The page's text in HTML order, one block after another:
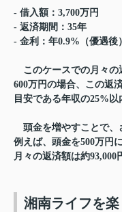
- 借入額：3,700万円
- 返済期間：35年
- 金利：年0.9%（優遇後）
このケースでの月々の
600万円の場合、この返
目安である年収の25%以
頭金を増やすことで、
例えば、頭金を500万円
月々の返済額は約93,000
湘南ライフを